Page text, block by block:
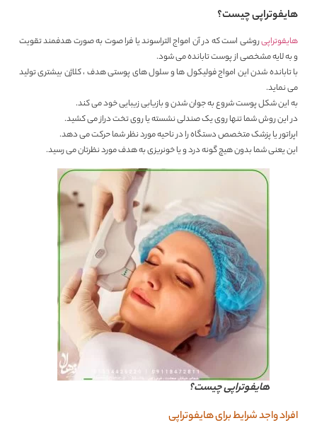
هایفوتراپی چیست؟
هایفوتراپیروشی است که در آن امواج التراسوند یا فرا صوت به صورت هدفمند تقویت
و به لایه مشخصی از پوست تابانده می شود.
با تابانده شدن این امواج فولیکول ها و سلول های پوستی هدف ، کلاژن بیشتری تولید
می نماید.
به این شکل پوست شروع به جوان شدن و بازیابی زیبایی خود می کند.
در این روش شما تنها روی یک صندلی نشسته یا روی تخت دراز می کشید.
اپراتور یا پزشک متخصص دستگاه را در ناحیه مورد نظر شما حرکت می دهد.
این یعنی شما بدون هیچ گونه درد و یا خونریزی به هدف مورد نظرتان می رسید.
هایفوتراپی چیست؟
افراد واجد شرایط برای هایفوتراپی